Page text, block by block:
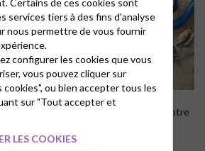
est la publication trimestrielle de notre
le dernier numéro:
services tiers à des fins d'analyse
nous permettre de vous fournir
configurer les cookies que vous
vous pouvez cliquer sur
cookies", ou bien accepter tous les
sur "Tout accepter et
LES COOKIES